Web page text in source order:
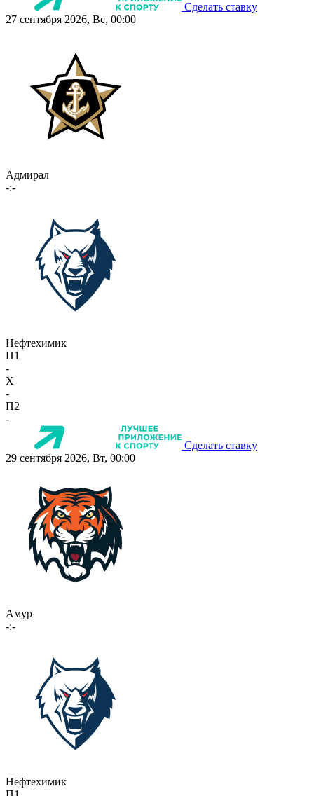
Сделать ставку
27 сентября 2026, Вс, 00:00
Адмирал
-:-
Нефтехимик
П1
-
X
-
П2
-
Сделать ставку
29 сентября 2026, Вт, 00:00
Амур
-:-
Нефтехимик